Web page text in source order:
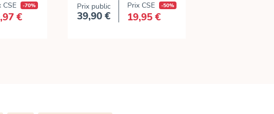
CSE -70%
€
Prix public
Prix
39,90 €
Prix CSE -50%
19,95 €